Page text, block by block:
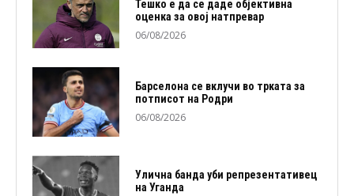
Тешко е да се даде објективна
оценка за овој натпревар
06/08/2026
Барселона се вклучи во трката за
потписот на Родри
06/08/2026
Улична банда уби репрезентативец
на Уганда